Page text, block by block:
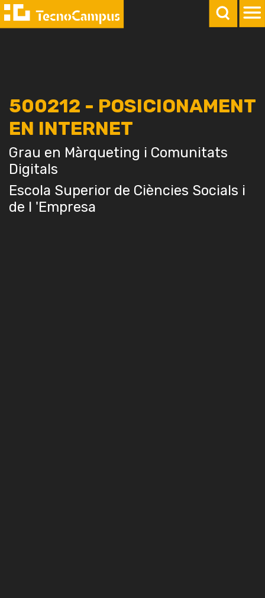
500212 - POSICIONAMENT
EN INTERNET
Grau en Màrqueting i Comunitats
Digitals
Escola Superior de Ciències Socials i
de l 'Empresa